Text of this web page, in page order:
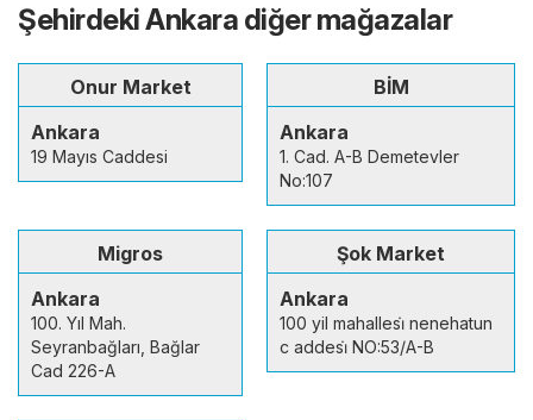
Şehirdeki Ankara diğer mağazalar
Onur Market
Ankara
19 Mayıs Caddesi
BİM
Ankara
1. Cad. A-B Demetevler
No:107
Migros
Ankara
100. Yıl Mah.
Seyranbağları, Bağlar
Cad 226-A
Şok Market
Ankara
100 yil mahallesi̇ nenehatun
c addesi̇ NO:53/A-B